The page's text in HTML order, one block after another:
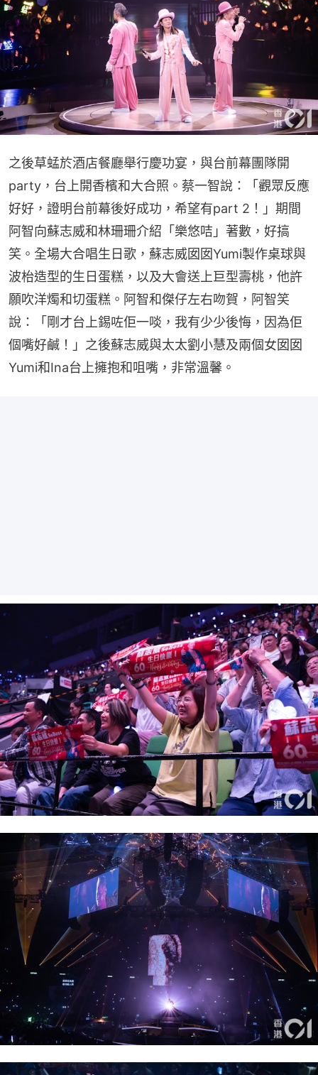
之後草蜢於酒店餐廳舉行慶功宴，與台前幕團隊開
party，台上開香檳和大合照。蔡一智說：「觀眾反應
好好，證明台前幕後好成功，希望有part 2！」期間
阿智向蘇志威和林珊珊介紹「樂悠咭」著數，好搞
笑。全場大合唱生日歌，蘇志威囡囡Yumi製作桌球與
波枱造型的生日蛋糕，以及大會送上巨型壽桃，他許
願吹洋燭和切蛋糕。阿智和傑仔左右吻賀，阿智笑
說：「剛才台上錫咗佢一啖，我有少少後悔，因為佢
個嘴好鹹！」之後蘇志威與太太劉小慧及兩個女囡囡
Yumi和Ina台上擁抱和咀嘴，非常溫馨。